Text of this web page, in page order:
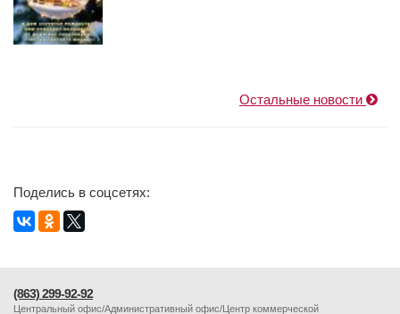
Остальные новости
Поделись в соцсетях:
(863) 299-92-92
Центральный офис/Административный офис/Центр коммерческой